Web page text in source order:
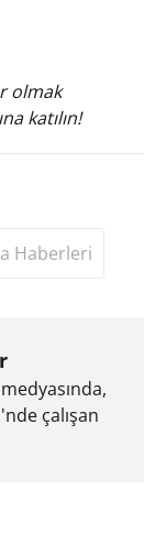
olmak
katılın!
Haberleri
çalışan
yılında